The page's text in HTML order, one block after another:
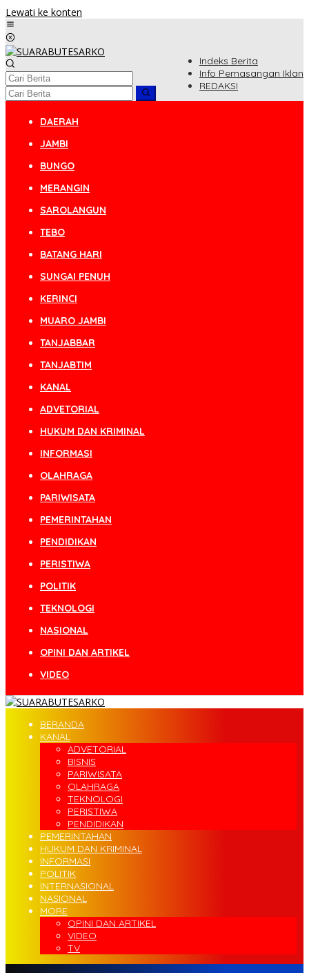
Lewati ke konten
Indeks Berita
Info Pemasangan Iklan
REDAKSI
DAERAH
JAMBI
BUNGO
MERANGIN
SAROLANGUN
TEBO
BATANG HARI
SUNGAI PENUH
KERINCI
MUARO JAMBI
TANJABBAR
TANJABTIM
KANAL
ADVETORIAL
HUKUM DAN KRIMINAL
INFORMASI
OLAHRAGA
PARIWISATA
PEMERINTAHAN
PENDIDIKAN
PERISTIWA
POLITIK
TEKNOLOGI
NASIONAL
OPINI DAN ARTIKEL
VIDEO
BERANDA
KANAL
ADVETORIAL
BISNIS
PARIWISATA
OLAHRAGA
TEKNOLOGI
PERISTIWA
PENDIDIKAN
PEMERINTAHAN
HUKUM DAN KRIMINAL
INFORMASI
POLITIK
INTERNASIONAL
NASIONAL
MORE
OPINI DAN ARTIKEL
VIDEO
TV